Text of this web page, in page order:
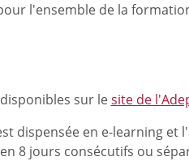
l'ensemble de la
sur lesite de
dispensée en e-learning et
8 jours consécutifs ou